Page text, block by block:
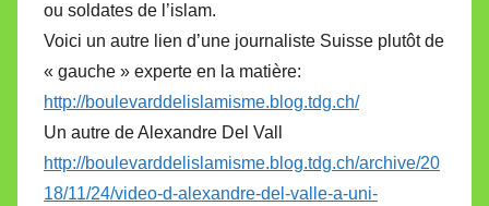
ou soldates de l’islam.
Voici un autre lien d’une journaliste Suisse plutôt de
« gauche » experte en la matière:
http://boulevarddelislamisme.blog.tdg.ch/
Un autre de Alexandre Del Vall
http://boulevarddelislamisme.blog.tdg.ch/archive/20
18/11/24/video-d-alexandre-del-valle-a-uni-